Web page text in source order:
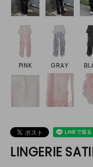
PINK GRAY
LINGERIE